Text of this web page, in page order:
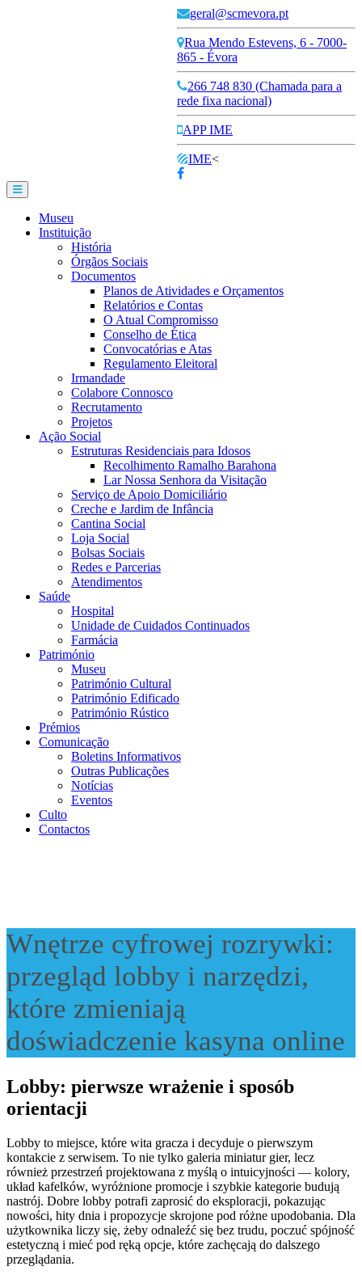
geral@scmevora.pt
Rua Mendo Estevens, 6 - 7000-
865 - Évora
266 748 830 (Chamada para a
rede fixa nacional)
APP IME
IME<
Museu
Instituição
História
Órgãos Sociais
Documentos
Planos de Atividades e Orçamentos
Relatórios e Contas
O Atual Compromisso
Conselho de Ética
Convocatórias e Atas
Regulamento Eleitoral
Irmandade
Colabore Connosco
Recrutamento
Projetos
Ação Social
Estruturas Residenciais para Idosos
Recolhimento Ramalho Barahona
Lar Nossa Senhora da Visitação
Serviço de Apoio Domiciliário
Creche e Jardim de Infância
Cantina Social
Loja Social
Bolsas Sociais
Redes e Parcerias
Atendimentos
Saúde
Hospital
Unidade de Cuidados Continuados
Farmácia
Património
Museu
Património Cultural
Património Edificado
Património Rústico
Prémios
Comunicação
Boletins Informativos
Outras Publicações
Notícias
Eventos
Culto
Contactos
Wnętrze cyfrowej rozrywki:
przegląd lobby i narzędzi,
które zmieniają
doświadczenie kasyna online
Lobby: pierwsze wrażenie i sposób
orientacji
Lobby to miejsce, które wita gracza i decyduje o pierwszym
kontakcie z serwisem. To nie tylko galeria miniatur gier, lecz
również przestrzeń projektowana z myślą o intuicyjności — kolory,
układ kafelków, wyróżnione promocje i szybkie kategorie budują
nastrój. Dobre lobby potrafi zaprosić do eksploracji, pokazując
nowości, hity dnia i propozycje skrojone pod różne upodobania. Dla
użytkownika liczy się, żeby odnaleźć się bez trudu, poczuć spójność
estetyczną i mieć pod ręką opcje, które zachęcają do dalszego
przeglądania.